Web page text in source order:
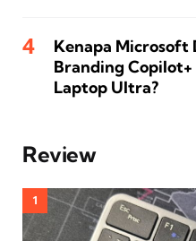
Kenapa Microsoft
Branding
Laptop Ultra?
Review